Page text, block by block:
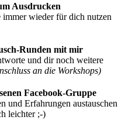
Ausdrucken
wieder für dich nutzen
Runden mit mir
und dir noch weitere
an die Workshops)
Facebook-Gruppe
und Erfahrungen austauschen
leichter ;-)